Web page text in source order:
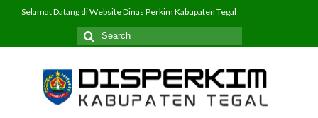
Selamat Datang di Website Dinas Perkim Kabupaten Tegal
Search
for: